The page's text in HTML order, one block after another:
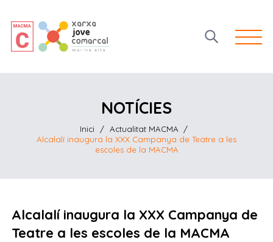
Open
NOTÍCIES
Inici / Actualitat MACMA
/
Alcalalí inaugura la XXX Campanya de Teatre a les
escoles de la MACMA
Alcalalí inaugura la XXX Campanya de
Teatre a les escoles de la MACMA